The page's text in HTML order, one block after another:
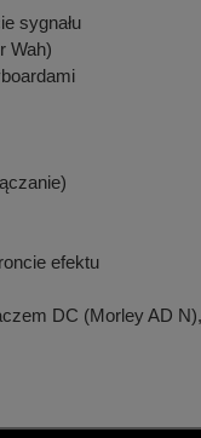
sygnału
Wah)
efektu
DC (Morley AD